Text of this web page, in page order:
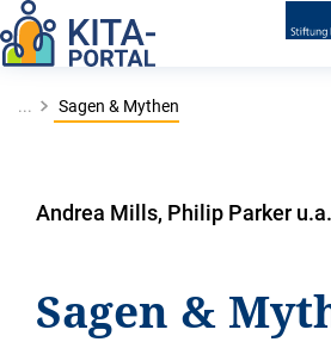
... Sagen & Mythen
Andrea Mills, Philip Parker u.a.
Sagen &